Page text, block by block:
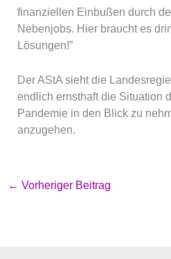
finanziellen Einbußen durch
Nebenjobs. Hier braucht es
Lösungen!”
Der AStA sieht die
endlich ernsthaft die Situation
Pandemie in den Blick zu
anzugehen.
← Vorheriger Beitrag